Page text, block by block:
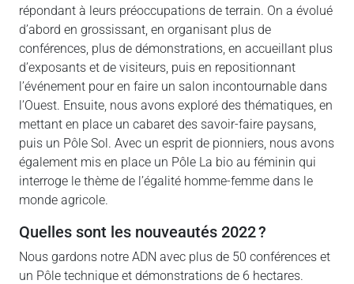
répondant à leurs préoccupations de terrain. On a évolué
d’abord en grossissant, en organisant plus de
conférences, plus de démonstrations, en accueillant plus
d’exposants et de visiteurs, puis en repositionnant
l’événement pour en faire un salon incontournable dans
l’Ouest. Ensuite, nous avons exploré des thématiques, en
mettant en place un cabaret des savoir-faire paysans,
puis un Pôle Sol. Avec un esprit de pionniers, nous avons
également mis en place un Pôle La bio au féminin qui
interroge le thème de l’égalité homme-femme dans le
monde agricole.
quelles sont les nouveautés 2022 ?
Nous gardons notre ADN avec plus de 50 conférences et
un Pôle technique et démonstrations de 6 hectares.